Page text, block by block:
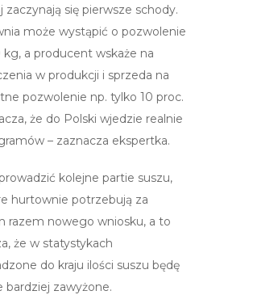
zaczynają się pierwsze schody.
może wystąpić o pozwolenie
kg, a producent wskaże na
w produkcji i sprzeda na
pozwolenie np. tylko 10 proc.
że do Polski wjedzie realnie
– zaznacza ekspertka.
kolejne partie suszu,
hurtownie potrzebują za
razem nowego wniosku, a to
że w statystykach
do kraju ilości suszu będę
bardziej zawyżone.